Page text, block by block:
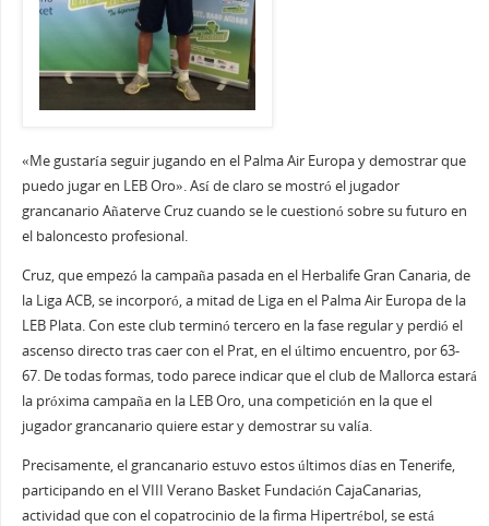
«Me gustaría seguir jugando en el Palma Air Europa y demostrar que
puedo jugar en LEB Oro». Así de claro se mostró el jugador
grancanario Añaterve Cruz cuando se le cuestionó sobre su futuro en
el baloncesto profesional.
Cruz, que empezó la campaña pasada en el Herbalife Gran Canaria, de
la Liga ACB, se incorporó, a mitad de Liga en el Palma Air Europa de la
LEB Plata. Con este club terminó tercero en la fase regular y perdió el
ascenso directo tras caer con el Prat, en el último encuentro, por 63-
67. De todas formas, todo parece indicar que el club de Mallorca estará
la próxima campaña en la LEB Oro, una competición en la que el
jugador grancanario quiere estar y demostrar su valía.
Precisamente, el grancanario estuvo estos últimos días en Tenerife,
participando en el VIII Verano Basket Fundación CajaCanarias,
actividad que con el copatrocinio de la firma Hipertrébol, se está